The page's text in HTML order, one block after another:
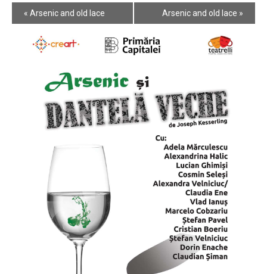
Event
Navigation
« Arsenic and old lace Arsenic and old lace »